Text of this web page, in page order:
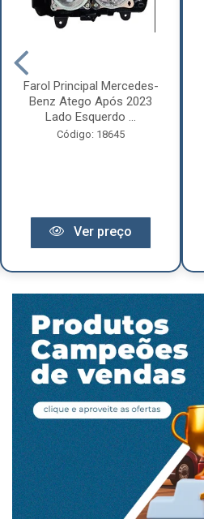
Farol Principal Mercedes-
Benz Atego Após 2023
Lado Esquerdo ...
Código: 18645
Ver preço